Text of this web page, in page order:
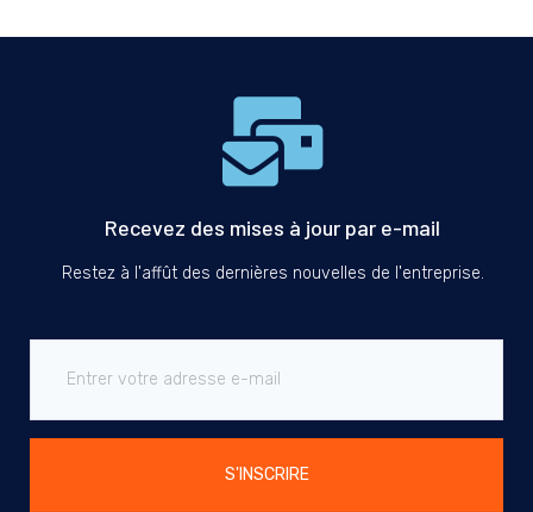
Recevez des mises à jour par e-mail
Restez à l'affût des dernières nouvelles de l'entreprise.
S'INSCRIRE